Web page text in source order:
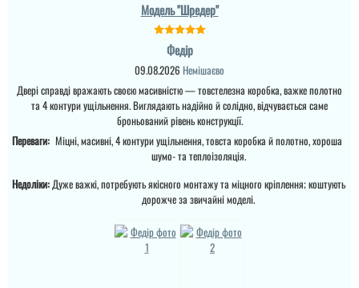
Федір
Двері справді вражають
товстелезна коробка,
замовляти перевізником,
то всі проблеми з
дверям лягають на вас,
виробник в
телефонному режимі
підкаже що робити як
виправити брак, (в
що винуватий
перевізник, хоч...
Модель "Шредер"
Федір
09.08.2026 Немішаєво
Двері справді вражають своєю масивністю — товстелезна коробка, важке полотно
та 4 контури ущільнення. Виглядають надійно й солідно, відчувається саме
броньований рівень конструкції.
Переваги: Міцні, масивні, 4 контури ущільнення, товста коробка й полотно, хороша
шумо- та теплоізоляція.
Недоліки:Дуже важкі, потребують якісного монтажу та міцного кріплення; коштують
дорожче за звичайні моделі.